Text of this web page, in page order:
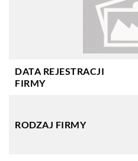
DATA REJESTRACJI
FIRMY
RODZAJ FIRMY